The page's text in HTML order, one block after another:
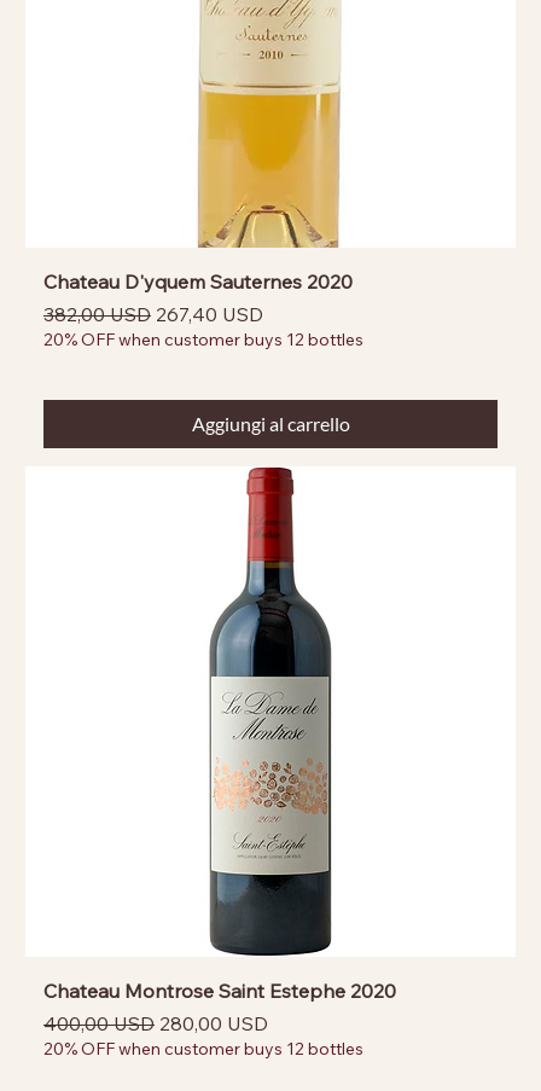
Chateau D'yquem Sauternes 2020
Prezzo regolare
382,00 USD Prezzo scontato
267,40 USD
20% OFF when customer buys 12 bottles
Aggiungi al carrello
Chateau Montrose Saint Estephe 2020
Prezzo regolare
400,00 USD Prezzo scontato
280,00 USD
20% OFF when customer buys 12 bottles